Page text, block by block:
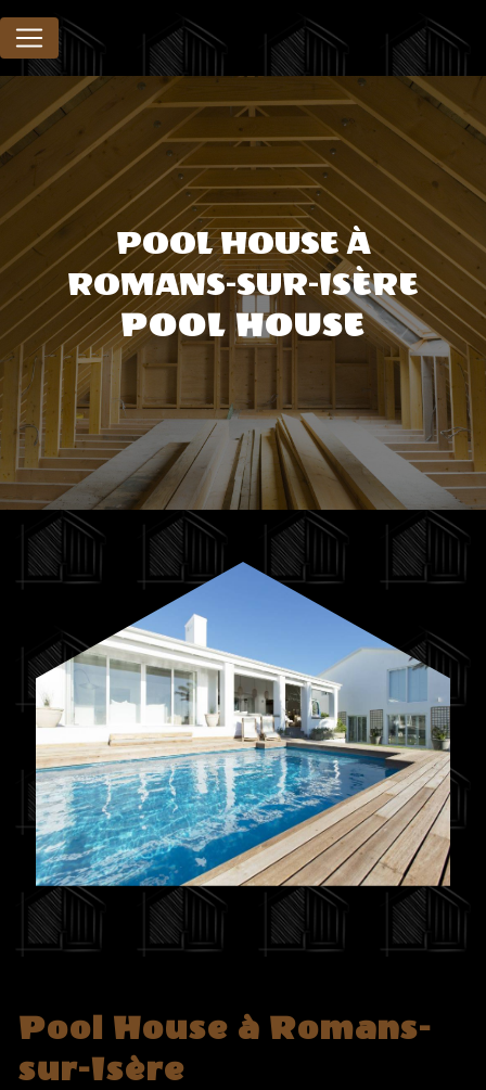
POOL HOUSE À
ROMANS-SUR-ISÈRE
POOL HOUSE
Pool House à Romans-
sur-Isère
Panneau de gestion des cookies